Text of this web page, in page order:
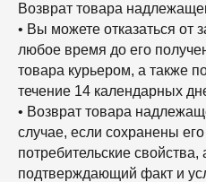
Возврат товара
• Вы можете отказаться от
любое время до его
товара курьером, а также
течение 14 календарных
• Возврат товара
случае, если сохранены
потребительские свойства,
подтверждающий факт и